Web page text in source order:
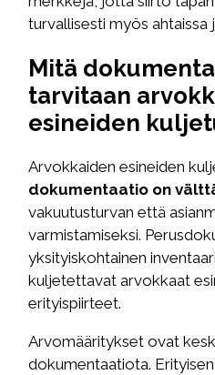
turvallisesti myös ahtaissa
Mitä
tarvitaan
esineiden
Arvokkaiden esineiden
dokumentaatio on
vakuutusturvan että
varmistamiseksi.
yksityiskohtainen
kuljetettavat arvokkaat
erityispiirteet.
Arvomääritykset ovat
dokumentaatiota.